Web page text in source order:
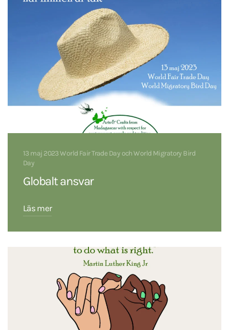
13 maj 2023 World Fair Trade Day och World Migratory Bird
Day
Globalt ansvar
Läs mer